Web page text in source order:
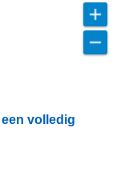
volledig